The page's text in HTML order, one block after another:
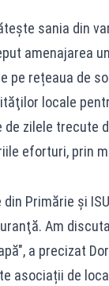
sania din
amenajarea
pe rețeaua de
locale
zilele trecute
eforturi, prin
Primărie şi
Am
a precizat
asociații de